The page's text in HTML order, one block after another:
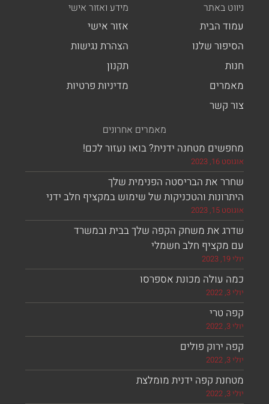
ניווט באתר
עמוד הבית
הסיפור שלנו
חנות
מאמרים
צור קשר
מידע ואזור אישי
אזור אישי
הצהרת נגישות
תקנון
מדיניות פרטיות
מאמרים אחרונים
מחפשים מטחנה ידנית? בואו נעזור לכם!
אוגוסט 16, 2023
שחרר את הבריסטה הפנימית שלך
היתרונות והטכניקות של שימוש במקציף חלב ידני
אוגוסט 15, 2023
שדרג את משחק הקפה שלך בבית ובמשרד
עם מקציף חלב חשמלי
יולי 19, 2023
כמה עולה מכונת אספרסו
יולי 3, 2022
קפה טרי
יולי 3, 2022
קפה ירוק פולים
יולי 3, 2022
מטחנת קפה ידנית מומלצת
יולי 3, 2022